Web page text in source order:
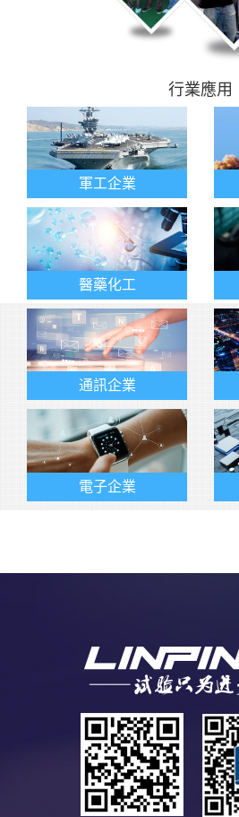
行業應用
軍工企業
醫藥化工
通訊企業
電子企業